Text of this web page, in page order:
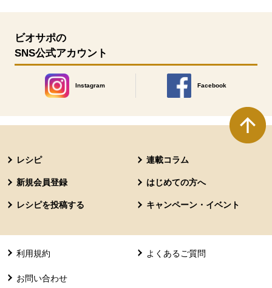
ビオサポの
SNS公式アカウント
Instagram
別のウィンドウで開きます。
Facebook
レシピ 連載コラム
新規会員登録 はじめての方へ
レシピを投稿する キャンペーン・イベント
利用規約 よくあるご質問
お問い合わせ